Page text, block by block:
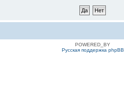
POWERED_BY
Русская поддержка phpBB